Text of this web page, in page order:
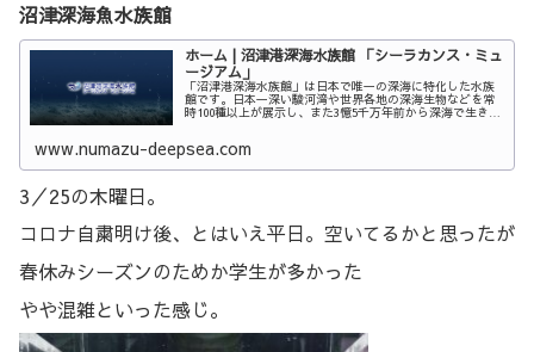
沼津深海魚水族館
ホーム | 沼津港深海水族館 「シーラカンス・ミュ
ージアム」
「沼津港深海水族館」は日本で唯一の深海に特化した水族
館です。日本一深い駿河湾や世界各地の深海生物などを常
時100種以上が展示し、また3憶5千万年前から深海で生き続
www.numazu-deepsea.com
3／25の木曜日。
コロナ自粛明け後、とはいえ平日。空いてるかと思ったが
春休みシーズンのためか学生が多かった
やや混雑といった感じ。